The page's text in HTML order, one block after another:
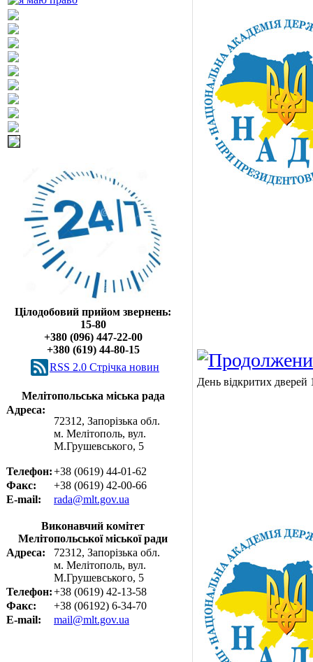
Цілодобовий прийом звернень:
15-80
+380 (096) 447-22-00
+380 (619) 44-80-15
RSS 2.0 Cтрічка новин
Мелітопольська міська рада
Адреса:
72312, Запорізька обл.
м. Мелітополь, вул.
М.Грушевського, 5
Телефон:+38 (0619) 44-01-62
Факс:
+38 (0619) 42-00-66
E-mail:
rada@mlt.gov.ua
Виконавчий комітет
Мелітопольської міської ради
Адреса:
72312, Запорізька обл.
м. Мелітополь, вул.
М.Грушевського, 5
Телефон:+38 (0619) 42-13-58
Факс:
+38 (06192) 6-34-70
E-mail:
mail@mlt.gov.ua
День відкритих дверей